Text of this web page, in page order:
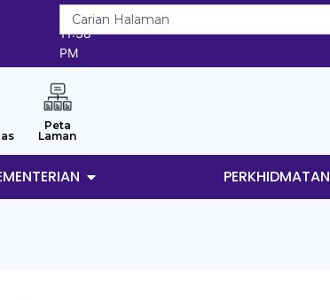
6/8/2026
11:38
PM
Peta
Laman
PERKHIDMATAN